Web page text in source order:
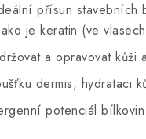
přísun stavebních
je keratin (ve
a opravovat
dermis, hydrataci
potenciál